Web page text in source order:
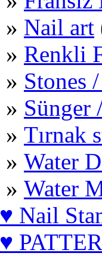
Nail art
Renkli
Stones
Sünger
Tırnak
Water
Water
♥ Nail
♥